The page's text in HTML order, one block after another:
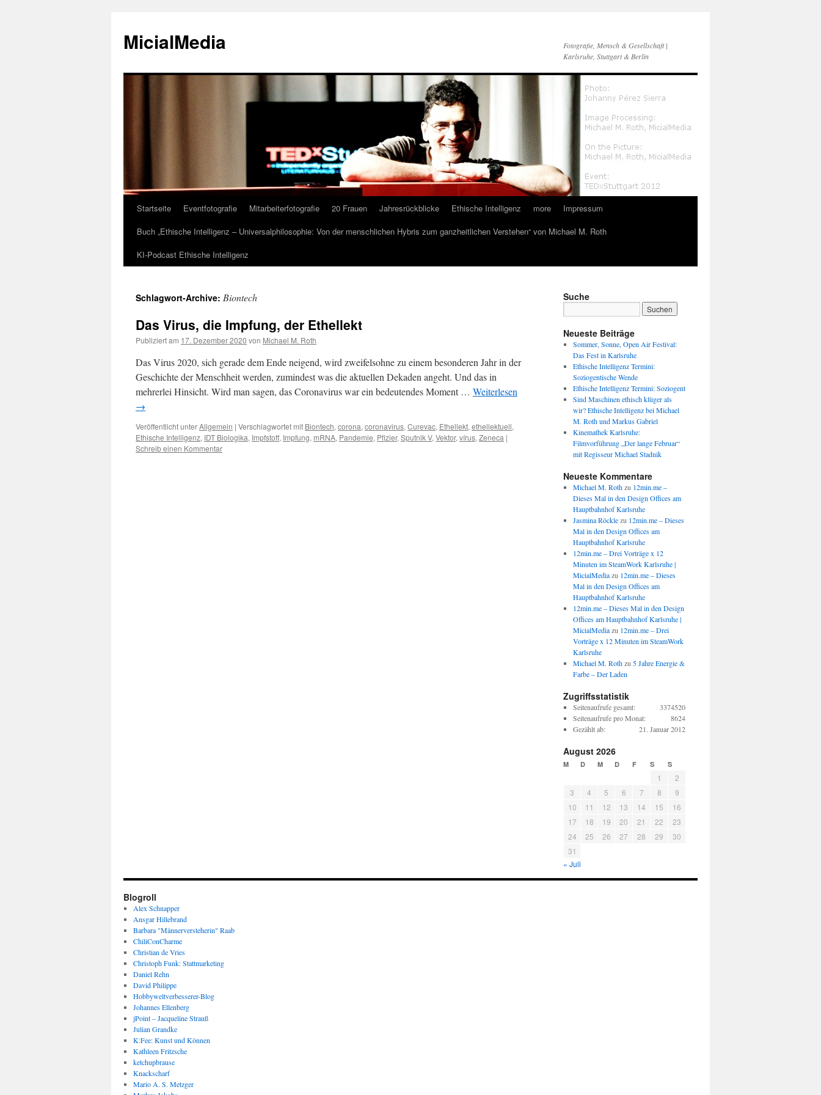
MicialMedia
Fotografie, Mensch & Gesellschaft |
Karlsruhe, Stuttgart & Berlin
Zum
Inhalt
springen
Startseite Eventfotografie Mitarbeiterfotografie 20 Frauen Jahresrückblicke Ethische Intelligenz more
Impressum
Buch „Ethische Intelligenz – Universalphilosophie: Von der menschlichen Hybris zum ganzheitlichen Verstehen“ von Michael M. Roth
KI-Podcast Ethische Intelligenz
Schlagwort-Archive: Biontech
Das Virus, die Impfung, der Ethellekt
Publiziert am 17. Dezember 2020 von Michael M. Roth
Das Virus 2020, sich gerade dem Ende neigend, wird zweifelsohne zu einem besonderen Jahr in der
Geschichte der Menschheit werden, zumindest was die aktuellen Dekaden angeht. Und das in
mehrerlei Hinsicht. Wird man sagen, das Coronavirus war ein bedeutendes Moment … Weiterlesen
→
Veröffentlicht unterAllgemein | Verschlagwortet mit Biontech, corona, coronavirus, Curevac, Ethellekt, ethellektuell,
Ethische Intelligenz, IDT Biologika, Impfstoff, Impfung, mRNA, Pandemie, Pfizier, Sputnik V, Vektor, vírus, Zeneca |
Schreib einen Kommentar
Suche
Neueste Beiträge
Sommer, Sonne, Open Air Festival:
Das Fest in Karlsruhe
Ethische Intelligenz Termini:
Soziogentische Wende
Ethische Intelligenz Termini: Soziogent
Sind Maschinen ethisch klüger als
wir? Ethische Intelligenz bei Michael
M. Roth und Markus Gabriel
Kinemathek Karlsruhe:
Filmvorführung „Der lange Februar“
mit Regisseur Michael Stadnik
Neueste Kommentare
Michael M. Rothzu 12min.me –
Dieses Mal in den Design Offices am
Hauptbahnhof Karlsruhe
Jasmina Röcklezu 12min.me – Dieses
Mal in den Design Offices am
Hauptbahnhof Karlsruhe
12min.me – Drei Vorträge x 12
Minuten im SteamWork Karlsruhe |
MicialMediazu 12min.me – Dieses
Mal in den Design Offices am
Hauptbahnhof Karlsruhe
12min.me – Dieses Mal in den Design
Offices am Hauptbahnhof Karlsruhe |
MicialMediazu 12min.me – Drei
Vorträge x 12 Minuten im SteamWork
Karlsruhe
Michael M. Rothzu 5 Jahre Energie &
Farbe – Der Laden
Zugriffsstatistik
3374520
Seitenaufrufe gesamt:
8624
Seitenaufrufe pro Monat:
21. Januar 2012
Gezählt ab:
August 2026
M D M D F S S
1
2
3
4 5 6 7 8
9
10
11 12 13 14 15
16
17
18 19 20 21 22
23
24
25 26 27 28 29
30
31
« Juli
Blogroll
Alex Schnapper
Ansgar Hillebrand
Barbara "Männerversteherin" Raab
ChiliConCharme
Christian de Vries
Christoph Funk: Stattmarketing
Daniel Rehn
David Philippe
Hobbyweltverbesserer-Blog
Johannes Ellenberg
jPoint – Jacqueline Strauß
Julian Grandke
K:Fee: Kunst und Können
Kathleen Fritzsche
ketchupbrause
Knackscharf
Mario A. S. Metzger